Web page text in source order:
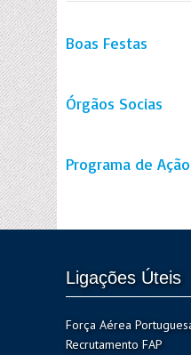
Boas Festas
Órgãos Socias
Programa de Ação
Ligações Úteis
Força Aérea
Recrutamento FAP